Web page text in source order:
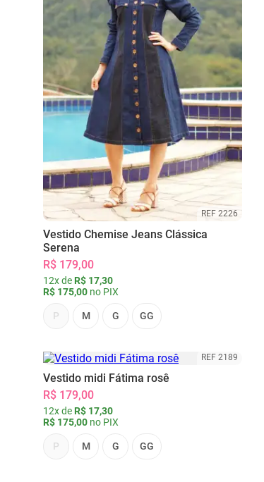
REF 2226
Vestido Chemise Jeans Clássica
Serena
R$ 179,00
12x de R$ 17,30
R$ 175,00 no PIX
P M G GG
REF 2189
Vestido midi Fátima rosê
R$ 179,00
12x de R$ 17,30
R$ 175,00 no PIX
P M G GG